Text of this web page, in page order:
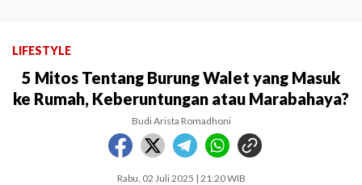
LIFESTYLE
5 Mitos Tentang Burung Walet yang Masuk
ke Rumah, Keberuntungan atau Marabahaya?
Budi Arista Romadhoni
Rabu, 02 Juli 2025 | 21:20 WIB